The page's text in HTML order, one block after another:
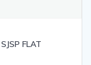
FLAT